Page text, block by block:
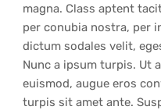
magna. Class aptent
per conubia nostra, per
dictum sodales velit,
Nunc a ipsum turpis. Ut
euismod, augue eros
turpis sit amet ante.